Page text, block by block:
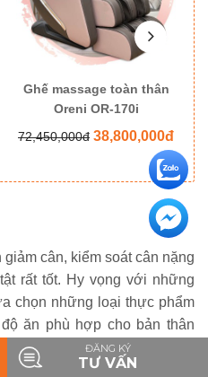
Ghế massage toàn thân
Oreni OR-170i
72,450,000đ 38,800,000đ
giảm cân, kiểm soát cân nặng
rất tốt. Hy vọng với những
chọn những loại thực phẩm
ăn phù hợp cho bản thân
ĐĂNG KÝ
TƯ VẤN